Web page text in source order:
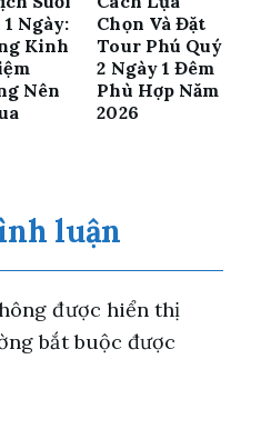
Ngày:
Kinh
Nên
Chọn Và Đặt
Tour Phú Quý
2 Ngày 1 Đêm
Phù Hợp Năm
2026
luận
được hiển thị
bắt buộc được